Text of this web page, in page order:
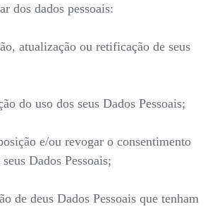
dos dados pessoais:
atualização ou retificação de seus
do uso dos seus Dados Pessoais;
e/ou revogar o consentimento
Dados Pessoais;
de deus Dados Pessoais que tenham